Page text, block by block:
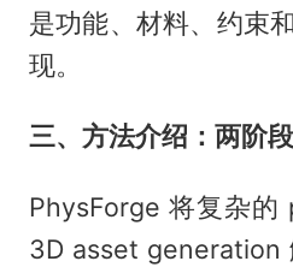
是功能、材料、约束
现。
三、方法介绍：两阶
PhysForge 将复杂
3D asset generation